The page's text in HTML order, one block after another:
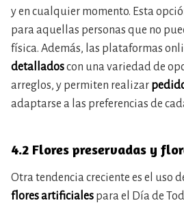
y en cualquier momento. Esta
para aquellas personas que no
física. Además, las plataformas
detalladoscon una variedad de
arreglos, y permiten realizar
adaptarse a las preferencias de
4.2 Flores preservadas y
Otra tendencia creciente es el uso
flores artificiales para el Día de